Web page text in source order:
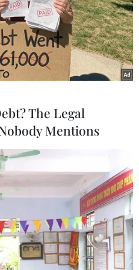
dỡ nhà cửa, tỉnh
động các hội đoàn thể,
chung tay giúp đỡ bà
The Legal
Mentions